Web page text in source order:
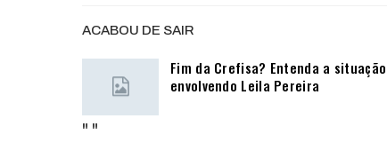
ACABOU DE SAIR
Fim da Crefisa? Entenda a situação
envolvendo Leila Pereira
" "